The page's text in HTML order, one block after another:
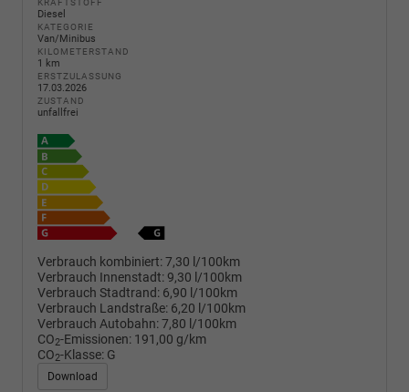
KRAFTSTOFF
Diesel
KATEGORIE
Van/Minibus
KILOMETERSTAND
1 km
ERSTZULASSUNG
17.03.2026
ZUSTAND
unfallfrei
Verbrauch kombiniert:7,30 l/100km
Verbrauch Innenstadt: 9,30 l/100km
Verbrauch Stadtrand: 6,90 l/100km
Verbrauch Landstraße: 6,20 l/100km
Verbrauch Autobahn:7,80 l/100km
CO2-Emissionen: 191,00 g/km
CO2-Klasse: G
Download